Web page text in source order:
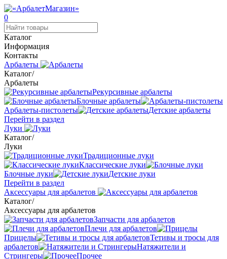
0
Каталог
Информация
Контакты
Арбалеты
Каталог/
Арбалеты
Рекурсивные арбалеты
Блочные арбалеты
Арбалеты-пистолеты
Детские арбалеты
Перейти в раздел
Луки
Каталог/
Луки
Традиционные луки
Классические луки
Блочные луки
Детские луки
Перейти в раздел
Аксессуары для арбалетов
Каталог/
Аксессуары для арбалетов
Запчасти для арбалетов
Плечи для арбалетов
Прицелы
Тетивы и тросы для
арбалетов
Натяжители и
Стрингеры
Прочее